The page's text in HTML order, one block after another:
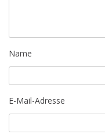
Name
E-Mail-Adresse